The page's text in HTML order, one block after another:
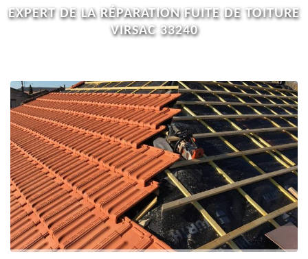
EXPERT DE LA RÉPARATION FUITE DE TOITURE
VIRSAC 33240